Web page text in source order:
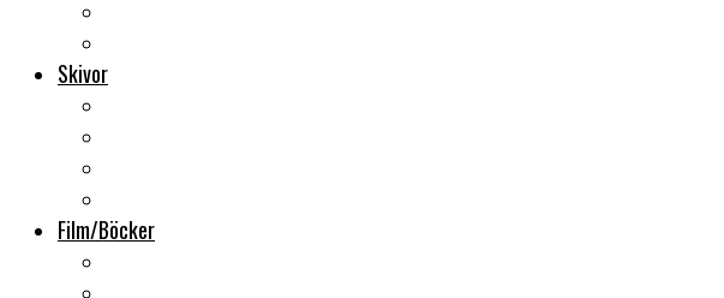
Skivor
Film/Böcker